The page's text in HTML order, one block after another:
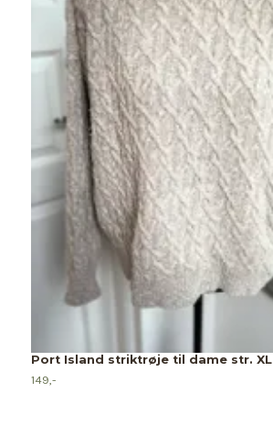
Port Island striktrøje til dame str. XL
149,-